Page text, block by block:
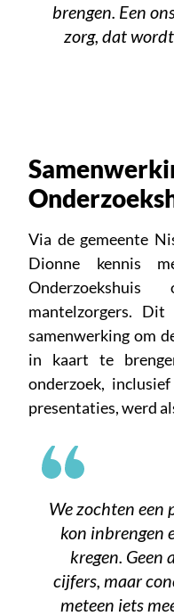
brengen. Een
zorg, dat
Via de gemeente
Dionne kennis
mantelzorgers.
samenwerking om
in kaart te
onderzoek,
presentaties, werd
We zochten
kon inbrengen
kregen. Geen
cijfers, maar
meteen iets